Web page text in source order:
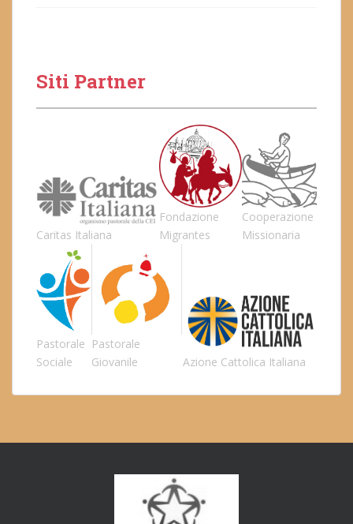
Siti Partner
Caritas Italiana
Fondazione
Migrantes
Cooperazione
Missionaria
Pastorale
Sociale
Pastorale
Giovanile
Azione Cattolica Italiana